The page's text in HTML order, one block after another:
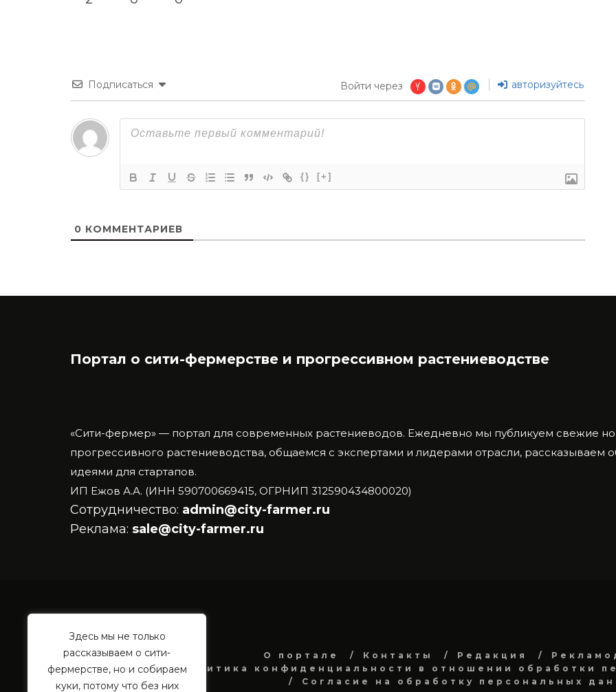
Здесь мы не только
рассказываем о сити-
фермерстве, но и собираем
куки, потому что без них
Подписаться Войти через авторизуйтесь
{} [+]
0 КОММЕНТАРИЕВ
Портал о сити-фермерстве и прогрессивном растениеводстве
«Сити-фермер» — портал для современных растениеводов. Ежедневно мы публикуем свежие
прогрессивного растениеводства, общаемся с экспертами и лидерами отрасли, рассказываем
идеями для стартапов.
ИП Ежов А.А. (ИНН 590700669415, ОГРНИП 312590434800020)
Сотрудничество: admin@city-farmer.ru
Реклама: sale@city-farmer.ru
О портале Контакты Редакция
Политика конфиденциальности в отношении обработки
Согласие на обработку персональных